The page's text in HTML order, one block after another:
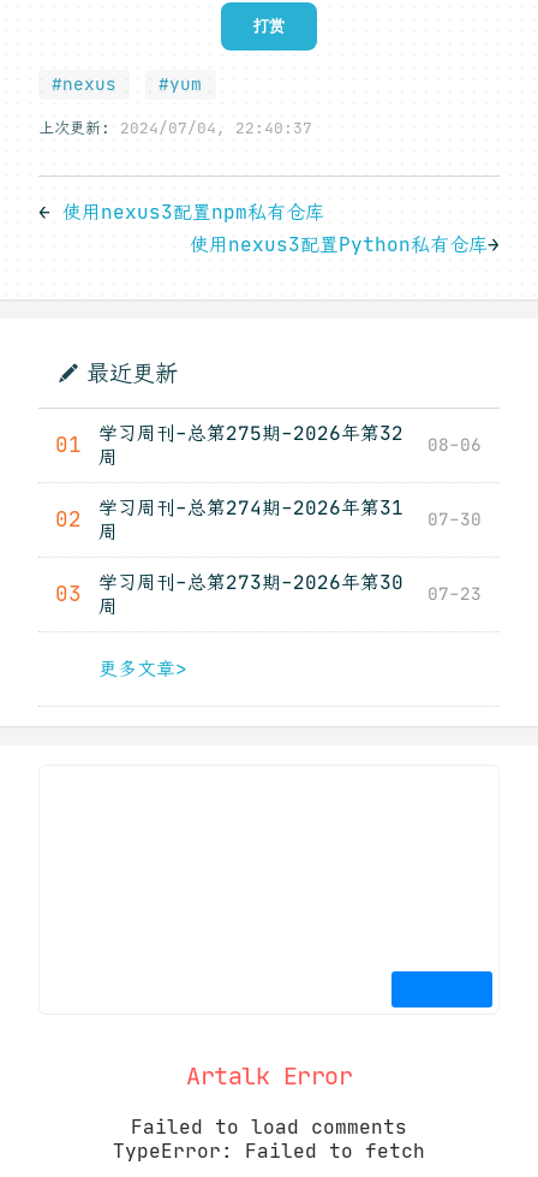
打赏
#nexus #yum
上次更新: 2024/07/04, 22:40:37
← 使用nexus3配置npm私有仓库
使用nexus3配置Python私有仓库→
最近更新
01
学习周刊-总第275期-2026年第32
周
08-06
02
学习周刊-总第274期-2026年第31
周
07-30
03
学习周刊-总第273期-2026年第30
周
07-23
更多文章>
Artalk Error
Failed to load comments
TypeError: Failed to fetch